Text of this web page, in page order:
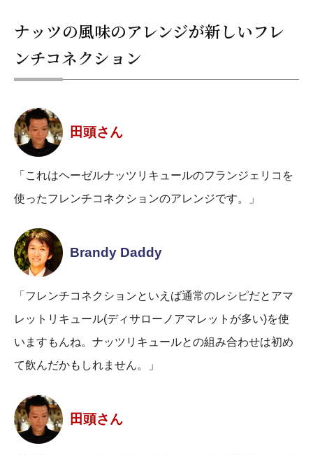
ナッツの風味のアレンジが新しいフレ
ンチコネクション
田頭さん
「これはヘーゼルナッツリキュールのフランジェリコを
使ったフレンチコネクションのアレンジです。」
Brandy Daddy
「フレンチコネクションといえば通常のレシピだとアマ
レットリキュール(ディサローノアマレットが多い)を使
いますもんね。ナッツリキュールとの組み合わせは初め
て飲んだかもしれません。」
田頭さん